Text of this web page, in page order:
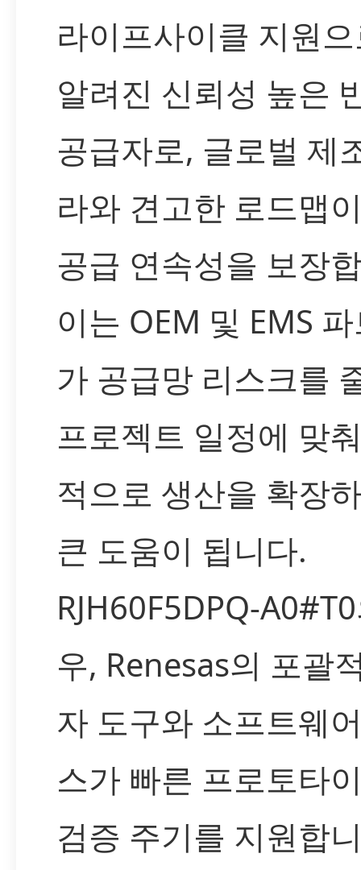
라이프사이클 지원
알려진 신뢰성 높은
공급자로, 글로벌 제
라와 견고한 로드맵
공급 연속성을 보장
이는 OEM 및 EMS
가 공급망 리스크를
프로젝트 일정에 맞
적으로 생산을 확장
큰 도움이 됩니다.
RJH60F5DPQ-
우, Renesas의 포괄
자 도구와 소프트웨
스가 빠른 프로토타
검증 주기를 지원합